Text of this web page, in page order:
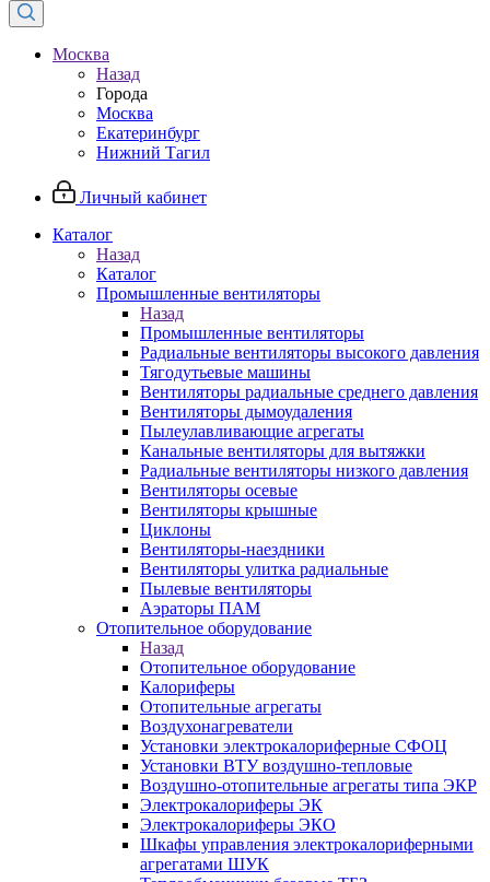
Москва
Назад
Города
Москва
Екатеринбург
Нижний Тагил
Личный кабинет
Каталог
Назад
Каталог
Промышленные вентиляторы
Назад
Промышленные вентиляторы
Радиальные вентиляторы высокого давления
Тягодутьевые машины
Вентиляторы радиальные среднего давления
Вентиляторы дымоудаления
Пылеулавливающие агрегаты
Канальные вентиляторы для вытяжки
Радиальные вентиляторы низкого давления
Вентиляторы осевые
Вентиляторы крышные
Циклоны
Вентиляторы-наездники
Вентиляторы улитка радиальные
Пылевые вентиляторы
Аэраторы ПАМ
Отопительное оборудование
Назад
Отопительное оборудование
Калориферы
Отопительные агрегаты
Воздухонагреватели
Установки электрокалориферные СФОЦ
Установки ВТУ воздушно-тепловые
Воздушно-отопительные агрегаты типа ЭКР
Электрокалориферы ЭК
Электрокалориферы ЭКО
Шкафы управления электрокалориферными
агрегатами ШУК